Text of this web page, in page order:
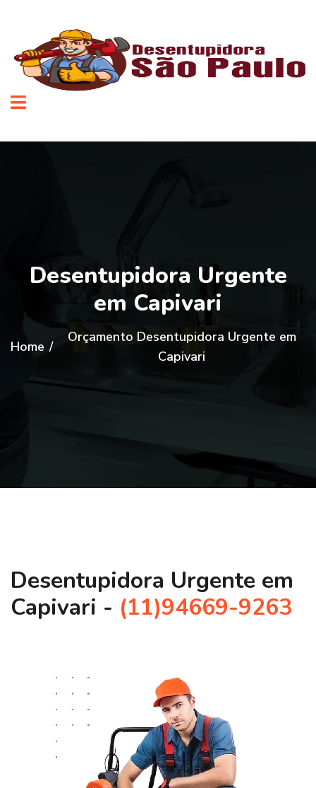
Desentupidora Urgente
em Capivari
Home /
Orçamento Desentupidora Urgente em
Capivari
Desentupidora Urgente em
Capivari - (11)94669-9263